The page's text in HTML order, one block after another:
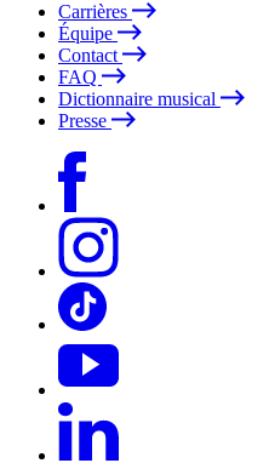
Carrières
Équipe
Contact
FAQ
Dictionnaire musical
Presse